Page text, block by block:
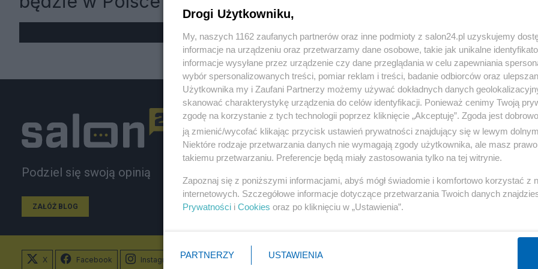
« WRÓĆ DO NOTKI
Podziel się swoją opinią
ZAŁÓŻ BLOG
Polityka
PiS
Rząd
NATO
KO
Gospodarka
Biznes
Pieniądze
Inwestycje
Podatki
X Facebook Instagram
Drogi Użytkowniku,
My, naszych 1162 zaufanych partnerów oraz inne podmioty z salon24.pl uzyskujemy
informacje na urządzeniu oraz przetwarzamy dane osobowe, takie jak unikalne
informacje wysyłane przez urządzenie czy dane przeglądania w celu zapewniania
wybór spersonalizowanych treści, pomiar reklam i treści, badanie odbiorców oraz
Użytkownika my i Zaufani Partnerzy możemy używać dokładnych danych
skanować charakterystykę urządzenia do celów identyfikacji. Ponieważ cenimy Twoją
zgodę na korzystanie z tych technologii poprzez kliknięcie „Akceptuję”. Zgoda jest
ją zmienić/wycofać klikając przycisk ustawień prywatności znajdujący się w lewym
Niektóre rodzaje przetwarzania danych nie wymagają zgody użytkownika, ale masz
takiemu przetwarzaniu. Preferencje będą miały zastosowania tylko na tej witrynie.
Zapoznaj się z poniższymi informacjami, abyś mógł świadomie i komfortowo korzystać z
internetowych. Szczegółowe informacje dotyczące przetwarzania Twoich danych
Prywatności i Cookies oraz po kliknięciu w „Ustawienia”.
PARTNERZY USTAWIENIA